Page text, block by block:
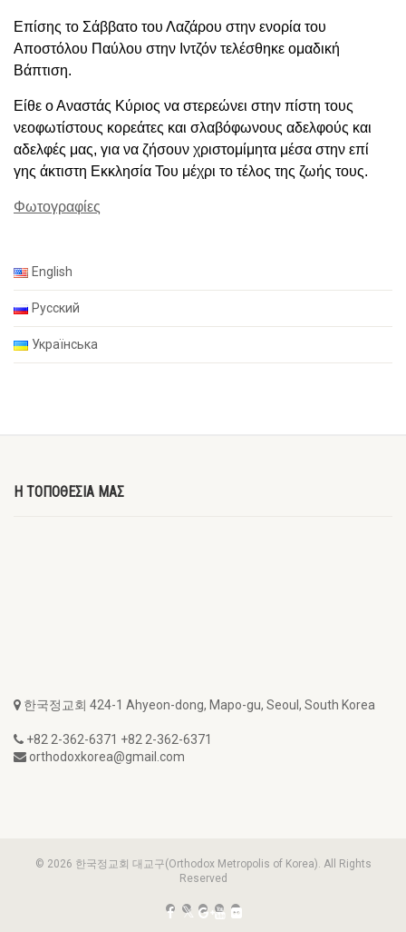
Επίσης το Σάββατο του Λαζάρου στην ενορία του
Αποστόλου Παύλου στην Ιντζόν τελέσθηκε ομαδική
Βάπτιση.
Είθε ο Αναστάς Κύριος να στερεώνει στην πίστη τους
νεοφωτίστους κορεάτες και σλαβόφωνους αδελφούς και
αδελφές μας, για να ζήσουν χριστομίμητα μέσα στην επί
γης άκτιστη Εκκλησία Του μέχρι το τέλος της ζωής τους.
Φωτογραφίες
English
Русский
Українська
Η ΤΟΠΟΘΕΣΙΑ ΜΑΣ
한국정교회 424-1 Ahyeon-dong, Mapo-gu, Seoul, South Korea
+82 2-362-6371 +82 2-362-6371
orthodoxkorea@gmail.com
© 2026 한국정교회 대교구(Orthodox Metropolis of Korea). All Rights
Reserved